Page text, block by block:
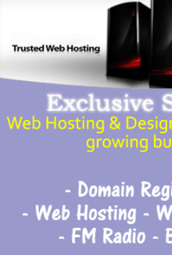
हेटौंडा अनलाईन